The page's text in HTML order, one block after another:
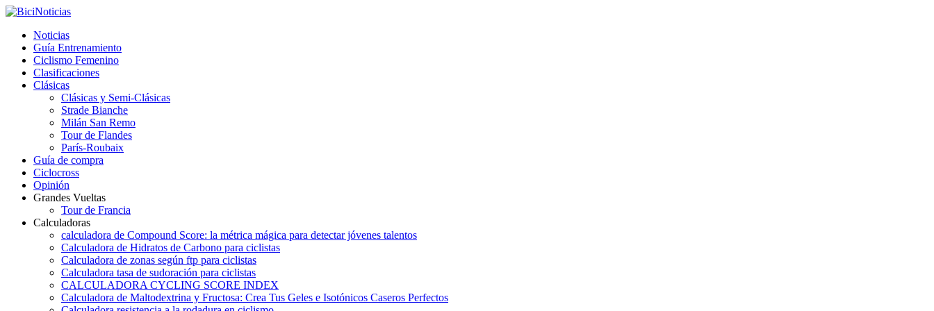
Noticias
Guía Entrenamiento
Ciclismo Femenino
Clasificaciones
Clásicas
Clásicas y Semi-Clásicas
Strade Bianche
Milán San Remo
Tour de Flandes
París-Roubaix
Guía de compra
Ciclocross
Opinión
Grandes Vueltas
Tour de Francia
Calculadoras
calculadora de Compound Score: la métrica mágica para detectar jóvenes talentos
Calculadora de Hidratos de Carbono para ciclistas
Calculadora de zonas según ftp para ciclistas
Calculadora tasa de sudoración para ciclistas
CALCULADORA CYCLING SCORE INDEX
Calculadora de Maltodextrina y Fructosa: Crea Tus Geles e Isotónicos Caseros Perfectos